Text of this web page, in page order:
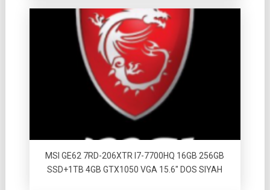
MSI GE62 7RD-206XTR I7-7700HQ 16GB 256GB
SSD+1TB 4GB GTX1050 VGA 15.6″ DOS SIYAH